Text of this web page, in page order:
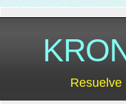
Resuelve